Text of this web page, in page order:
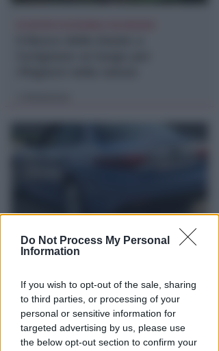
Do Not Process My Personal
Information
If you wish to opt-out of the sale, sharing
to third parties, or processing of your
personal or sensitive information for
targeted advertising by us, please use
the below opt-out section to confirm your
LE DECISIONI DEL GIUDICE
centro. Le Volanti arrestano
quattro giovani
diRedazione